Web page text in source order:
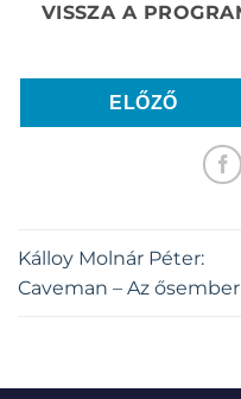
ELŐZŐ
Kálloy Molnár Péter:
Caveman – Az ősember